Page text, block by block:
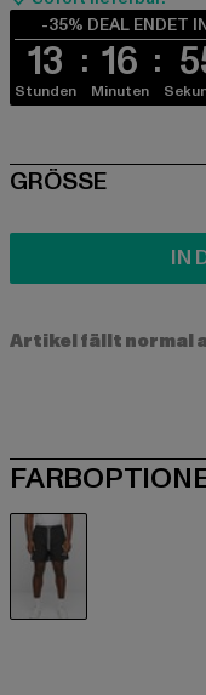
-35% DEAL ENDET
13
Stunden
16
Minuten
SIZE
GRÖSSE
IN
Artikel fällt normal